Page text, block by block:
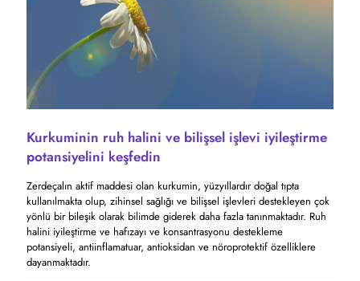
Kurkuminin ruh halini ve bilişsel işlevi iyileştirme
potansiyelini keşfedin
Zerdeçalın aktif maddesi olan kurkumin, yüzyıllardır doğal tıpta
kullanılmakta olup, zihinsel sağlığı ve bilişsel işlevleri destekleyen çok
yönlü bir bileşik olarak bilimde giderek daha fazla tanınmaktadır. Ruh
halini iyileştirme ve hafızayı ve konsantrasyonu destekleme
potansiyeli, antiinflamatuar, antioksidan ve nöroprotektif özelliklere
dayanmaktadır.